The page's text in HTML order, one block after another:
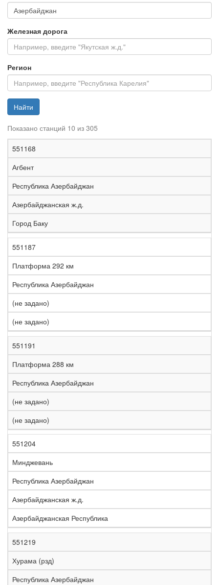
Железная дорога
Регион
Найти
Показано станций 10 из 305
К
о
д
Н
а
з
в
а
н
и
е
С
т
а
н
а
е
е
з
н
а
я
о
о
г
а
е
и
о
н
551168
Агбент
Республика Азербайджан
Азербайджанская ж.д.
Город Баку
551187
Платформа 292 км
Республика Азербайджан
(не задано)
(не задано)
551191
Платформа 288 км
Республика Азербайджан
(не задано)
(не задано)
551204
Минджевань
Республика Азербайджан
Азербайджанская ж.д.
Азербайджанская Республика
551219
Хурама (рзд)
Республика Азербайджан